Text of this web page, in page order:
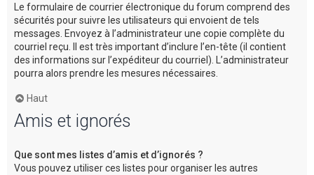
Le formulaire de courrier électronique du forum comprend des
sécurités pour suivre les utilisateurs qui envoient de tels
messages. Envoyez à l’administrateur une copie complète du
courriel reçu. Il est très important d’inclure l’en-tête (il contient
des informations sur l’expéditeur du courriel). L’administrateur
pourra alors prendre les mesures nécessaires.
Haut
Amis et ignorés
Que sont mes listes d’amis et d’ignorés ?
Vous pouvez utiliser ces listes pour organiser les autres